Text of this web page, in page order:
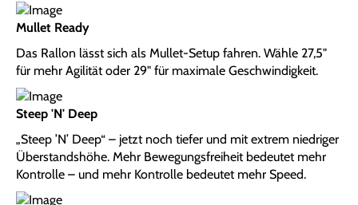
Mullet Ready
Das Rallon lässt sich als Mullet-Setup fahren. Wähle 27,5"
für mehr Agilität oder 29" für maximale Geschwindigkeit.
Steep 'N' Deep
„Steep ’N’ Deep“ – jetzt noch tiefer und mit extrem niedriger
Überstandshöhe. Mehr Bewegungsfreiheit bedeutet mehr
Kontrolle – und mehr Kontrolle bedeutet mehr Speed.